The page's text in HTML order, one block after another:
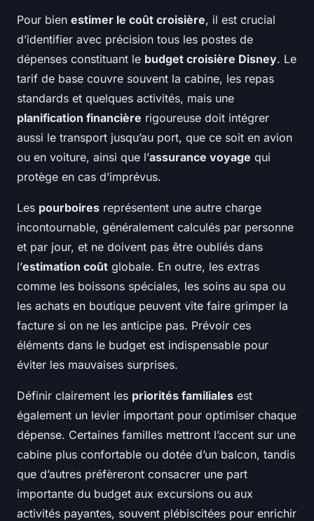
Pour bien estimer le coût croisière, il est crucial
d’identifier avec précision tous les postes de
dépenses constituant le budget croisière Disney. Le
tarif de base couvre souvent la cabine, les repas
standards et quelques activités, mais une
planification financière rigoureuse doit intégrer
aussi le transport jusqu’au port, que ce soit en avion
ou en voiture, ainsi que l’assurance voyage qui
protège en cas d’imprévus.
Les pourboires représentent une autre charge
incontournable, généralement calculés par personne
et par jour, et ne doivent pas être oubliés dans
l’estimation coût globale. En outre, les extras
comme les boissons spéciales, les soins au spa ou
les achats en boutique peuvent vite faire grimper la
facture si on ne les anticipe pas. Prévoir ces
éléments dans le budget est indispensable pour
éviter les mauvaises surprises.
Définir clairement les priorités familiales est
également un levier important pour optimiser chaque
dépense. Certaines familles mettront l’accent sur une
cabine plus confortable ou dotée d’un balcon, tandis
que d’autres préfèreront consacrer une part
importante du budget aux excursions ou aux
activités payantes, souvent plébiscitées pour enrichir